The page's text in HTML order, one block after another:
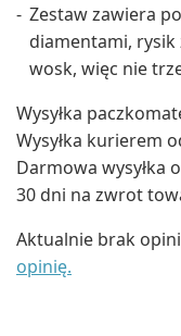
Zestaw zawiera
diamentami, rysik
wosk, więc nie
Wysyłka
Wysyłka kurierem
Darmowa wysyłka
30 dni na zwrot
Aktualnie brak
opinię.